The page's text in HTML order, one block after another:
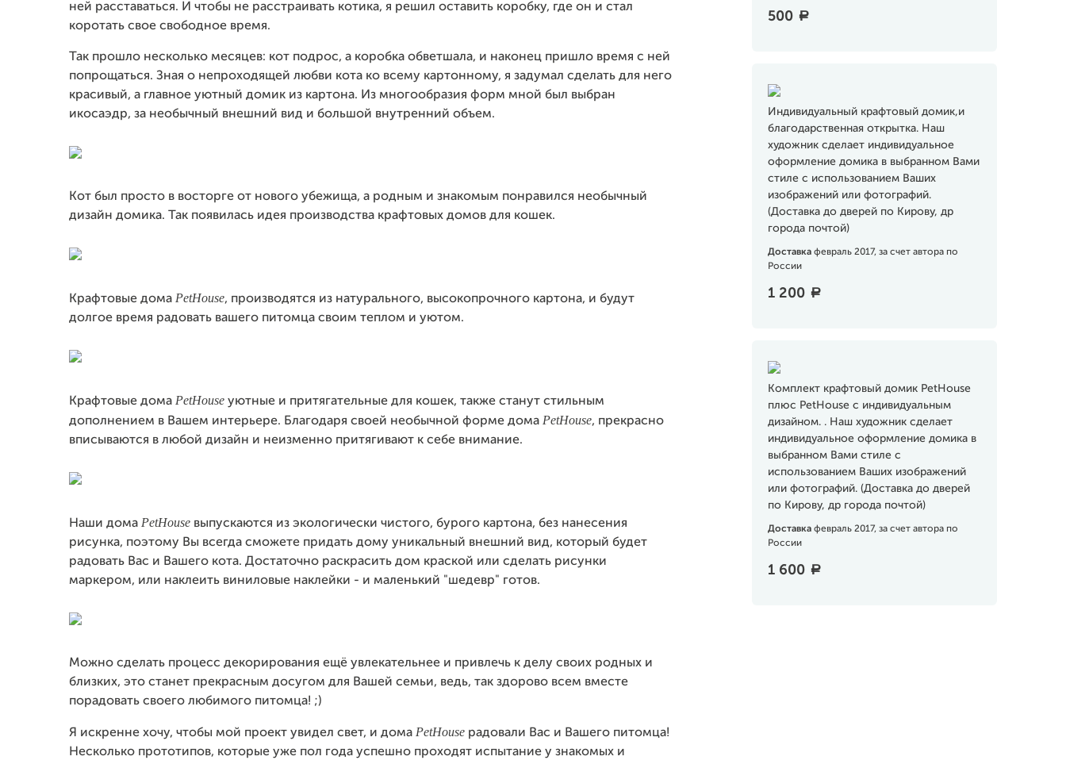
500 a
Индивидуальный крафтовый домик,и
благодарственная открытка. Наш
художник сделает индивидуальное
оформление домика в выбранном Вами
стиле с использованием Ваших
изображений или фотографий.
(Доставка до дверей по Кирову, др
города почтой)
Доставка февраль 2017, за счет автора по
России
1 200 a
Комплект крафтовый домик PetHouse
плюс PetHouse с индивидуальным
дизайном. . Наш художник сделает
индивидуальное оформление домика в
выбранном Вами стиле с
использованием Ваших изображений
или фотографий. (Доставка до дверей
по Кирову, др города почтой)
Доставка февраль 2017, за счет автора по
России
1 600 a
ней расставаться. И чтобы не расстраивать котика, я решил оставить коробку, где он и стал
коротать свое свободное время.
Так прошло несколько месяцев: кот подрос, а коробка обветшала, и наконец пришло время с ней
попрощаться. Зная о непроходящей любви кота ко всему картонному, я задумал сделать для него
красивый, а главное уютный домик из картона. Из многообразия форм мной был выбран
икосаэдр, за необычный внешний вид и большой внутренний объем.
Кот был просто в восторге от нового убежища, а родным и знакомым понравился необычный
дизайн домика. Так появилась идея производства крафтовых домов для кошек.
Крафтовые дома PetHouse, производятся из натурального, высокопрочного картона, и будут
долгое время радовать вашего питомца своим теплом и уютом.
Крафтовые дома PetHouse уютные и притягательные для кошек, также станут стильным
дополнением в Вашем интерьере. Благодаря своей необычной форме дома PetHouse, прекрасно
вписываются в любой дизайн и неизменно притягивают к себе внимание.
Наши дома PetHouse выпускаются из экологически чистого, бурого картона, без нанесения
рисунка, поэтому Вы всегда сможете придать дому уникальный внешний вид, который будет
радовать Вас и Вашего кота. Достаточно раскрасить дом краской или сделать рисунки
маркером, или наклеить виниловые наклейки - и маленький "шедевр" готов.
Можно сделать процесс декорирования ещё увлекательнее и привлечь к делу своих родных и
близких, это станет прекрасным досугом для Вашей семьи, ведь, так здорово всем вместе
порадовать своего любимого питомца! ;)
Я искренне хочу, чтобы мой проект увидел свет, и дома PetHouse радовали Вас и Вашего питомца!
Несколько прототипов, которые уже пол года успешно проходят испытание у знакомых и